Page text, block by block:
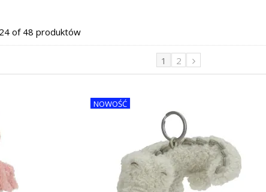
of 48 produktów
1 2
NOWOŚĆ